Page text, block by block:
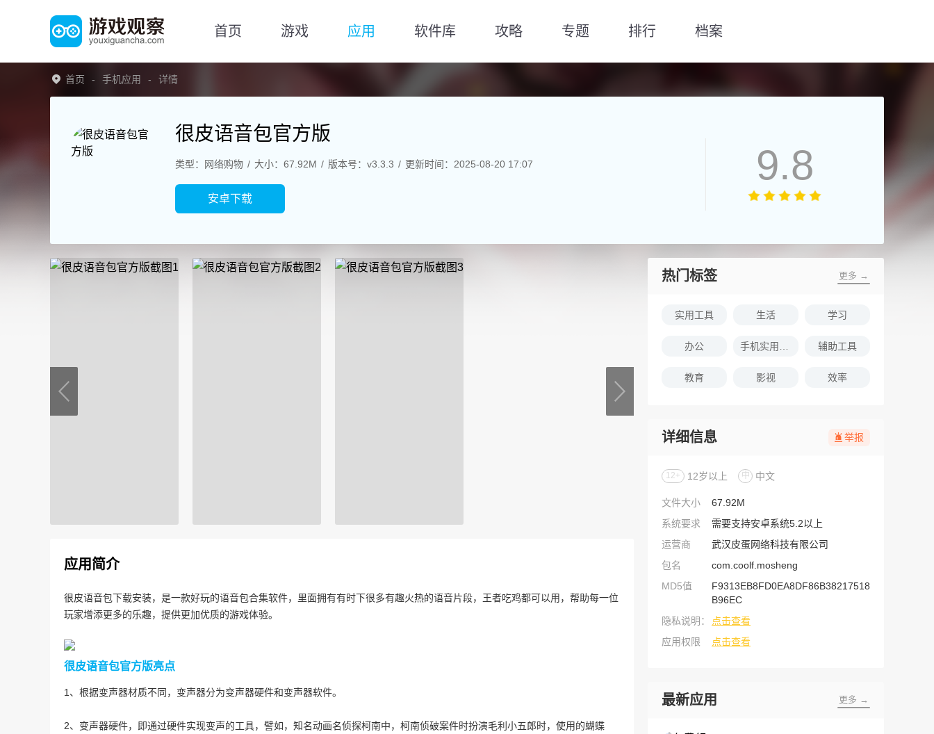
首页 游戏 应用 软件库 攻略 专题 排行 档案
首页 手机应用 详情
很皮语音包官方版
类型：网络购物 大小：67.92M 版本号：v3.3.3 更新时间：2025-08-20 17:07
安卓下载
9.8
应用简介
很皮语音包下载安装，是一款好玩的语音包合集软件，里面拥有有时下很多有趣火热的语音片段，王者吃鸡都可以用，帮助每一位
玩家增添更多的乐趣，提供更加优质的游戏体验。
很皮语音包官方版亮点
1、根据变声器材质不同，变声器分为变声器硬件和变声器软件。
2、变声器硬件，即通过硬件实现变声的工具，譬如，知名动画名侦探柯南中，柯南侦破案件时扮演毛利小五郎时，使用的蝴蝶
热门标签 更多 →
实用工具 生活 学习
办公 辅助工具
教育 影视 效率
详细信息 举报
12+ 12岁以上 中 中文
文件大小
67.92M
系统要求
需要支持安卓系统5.2以上
运营商
武汉皮蛋网络科技有限公司
包名
com.coolf.mosheng
MD5值
F9313EB8FD0EA8DF86B38217518
B96EC
隐私说明：
点击查看
应用权限
点击查看
最新应用 更多 →